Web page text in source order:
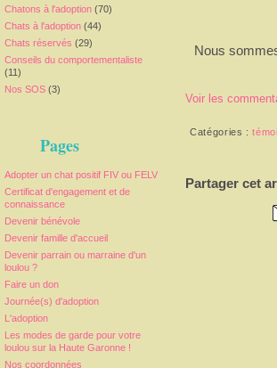
Chatons à l'adoption (70)
Chats à l'adoption (44)
Chats réservés (29)
Conseils du comportementaliste
(11)
Nos SOS (3)
Pages
Adopter un chat positif FIV ou FELV
Certificat d'engagement et de
connaissance
Devenir bénévole
Devenir famille d'accueil
Devenir parrain ou marraine d'un
loulou ?
Faire un don
Journée(s) d'adoption
L'adoption
Les modes de garde pour votre
loulou sur la Haute Garonne !
Nos coordonnées
Nous
Voir les
Catégories :
Partager cet